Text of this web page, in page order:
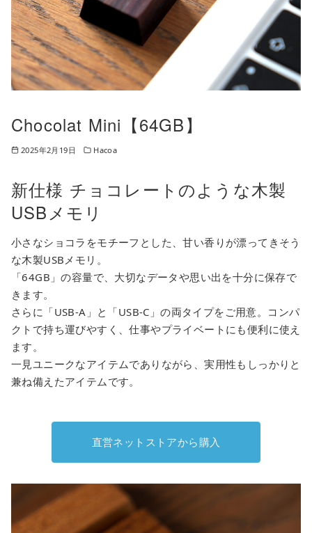
Chocolat Mini【64GB】
2025年2月19日 Hacoa
新仕様 チョコレートのような木製
USBメモリ
小さなショコラをモチーフとした、甘い香りが漂ってきそう
な木製USBメモリ。
「64GB」の容量で、大切なデータや思い出を十分に保存で
きます。
さらに「USB-A」と「USB-C」の両タイプをご用意。コンパ
クトで持ち運びやすく、仕事やプライベートにも便利に使え
ます。
一見ユニークなアイテムでありながら、実用性もしっかりと
兼ね備えたアイテムです。
直営ネットストアから購入